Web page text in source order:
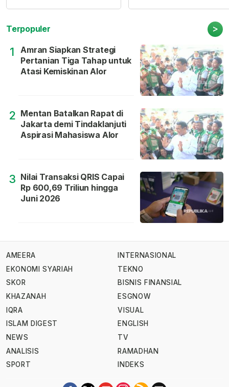
Terpopuler >
1
Amran Siapkan Strategi
Pertanian Tiga Tahap untuk
Atasi Kemiskinan Alor
2 Mentan Batalkan Rapat di
Jakarta demi Tindaklanjuti
Aspirasi Mahasiswa Alor
3 Nilai Transaksi QRIS Capai
Rp 600,69 Triliun hingga
Juni 2026
AMEERA
EKONOMI SYARIAH
SKOR
KHAZANAH
IQRA
ISLAM DIGEST
NEWS
ANALISIS
SPORT
INTERNASIONAL
TEKNO
BISNIS FINANSIAL
ESGNOW
VISUAL
ENGLISH
TV
RAMADHAN
INDEKS